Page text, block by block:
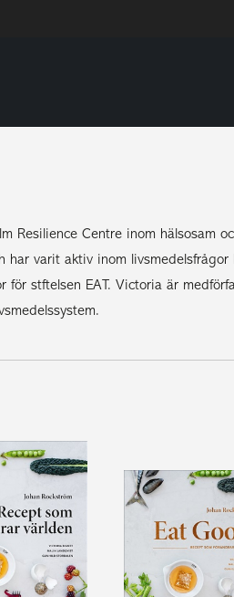
Resilience Centre inom hälsosam
har varit aktiv inom
stftelsen EAT. Victoria är